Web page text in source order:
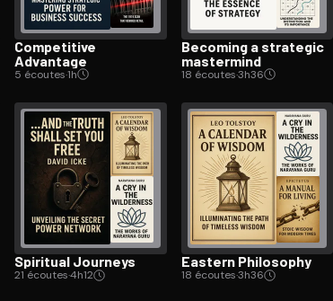
Competitive
Advantage
5 écoutes·1h
Becoming a strategic
mastermind
18 écoutes·3h36
Spiritual Journeys
21 écoutes·4h12
Eastern Philosophy
18 écoutes·3h36